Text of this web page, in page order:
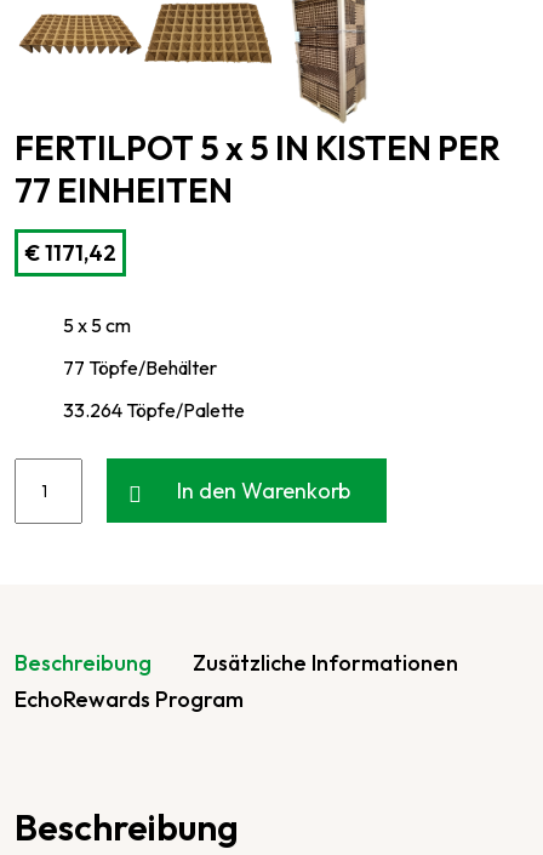
FERTILPOT 5 x 5 IN KISTEN PER
77 EINHEITEN
€1171,42
5 x 5 cm
77 Töpfe/Behälter
33.264 Töpfe/Palette
In den Warenkorb
Beschreibung
Zusätzliche Informationen
EchoRewards Program
Beschreibung